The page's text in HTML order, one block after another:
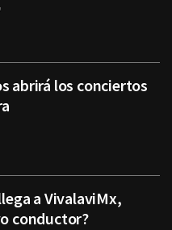
abrirá los conciertos
a VivalaviMx,
conductor?